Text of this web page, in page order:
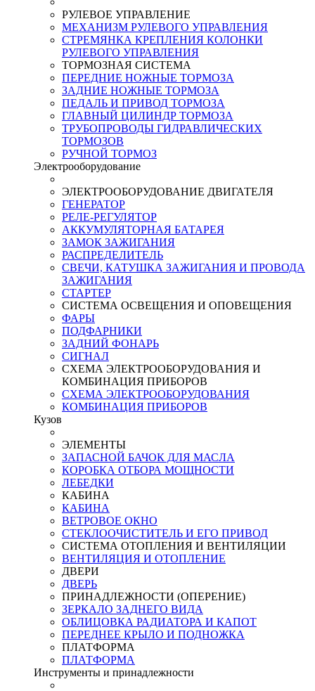
РУЛЕВОЕ УПРАВЛЕНИЕ
МЕХАНИЗМ РУЛЕВОГО УПРАВЛЕНИЯ
СТРЕМЯНКА КРЕПЛЕНИЯ КОЛОНКИ
РУЛЕВОГО УПРАВЛЕНИЯ
ТОРМОЗНАЯ СИСТЕМА
ПЕРЕДНИЕ НОЖНЫЕ ТОРМОЗА
ЗАДНИЕ НОЖНЫЕ ТОРМОЗА
ПЕДАЛЬ И ПРИВОД ТОРМОЗА
ГЛАВНЫЙ ЦИЛИНДР ТОРМОЗА
ТРУБОПРОВОДЫ ГИДРАВЛИЧЕСКИХ
ТОРМОЗОВ
РУЧНОЙ ТОРМОЗ
Электрооборудование
ЭЛЕКТРООБОРУДОВАНИЕ ДВИГАТЕЛЯ
ГЕНЕРАТОР
РЕЛЕ-РЕГУЛЯТОР
АККУМУЛЯТОРНАЯ БАТАРЕЯ
ЗАМОК ЗАЖИГАНИЯ
РАСПРЕДЕЛИТЕЛЬ
СВЕЧИ, КАТУШКА ЗАЖИГАНИЯ И ПРОВОДА
ЗАЖИГАНИЯ
СТАРТЕР
СИСТЕМА ОСВЕЩЕНИЯ И ОПОВЕЩЕНИЯ
ФАРЫ
ПОДФАРНИКИ
ЗАДНИЙ ФОНАРЬ
СИГНАЛ
СХЕМА ЭЛЕКТРООБОРУДОВАНИЯ И
КОМБИНАЦИЯ ПРИБОРОВ
СХЕМА ЭЛЕКТРООБОРУДОВАНИЯ
КОМБИНАЦИЯ ПРИБОРОВ
Кузов
ЭЛЕМЕНТЫ
ЗАПАСНОЙ БАЧОК ДЛЯ МАСЛА
КОРОБКА ОТБОРА МОЩНОСТИ
ЛЕБЕДКИ
КАБИНА
КАБИНА
ВЕТРОВОЕ ОКНО
СТЕКЛООЧИСТИТЕЛЬ И ЕГО ПРИВОД
СИСТЕМА ОТОПЛЕНИЯ И ВЕНТИЛЯЦИИ
ВЕНТИЛЯЦИЯ И ОТОПЛЕНИЕ
ДВЕРИ
ДВЕРЬ
ПРИНАДЛЕЖНОСТИ (ОПЕРЕНИЕ)
ЗЕРКАЛО ЗАДНЕГО ВИДА
ОБЛИЦОВКА РАДИАТОРА И КАПОТ
ПЕРЕДНЕЕ КРЫЛО И ПОДНОЖКА
ПЛАТФОРМА
ПЛАТФОРМА
Инструменты и принадлежности